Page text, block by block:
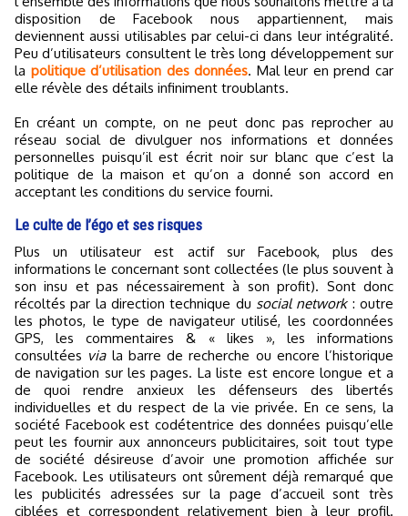
disposition de Facebook nous appartiennent, mais
deviennent aussi utilisables par celui-ci dans leur intégralité.
Peu d’utilisateurs consultent le très long développement sur
la politique d’utilisation des données. Mal leur en prend car
elle révèle des détails infiniment troublants.
En créant un compte, on ne peut donc pas reprocher au
réseau social de divulguer nos informations et données
personnelles puisqu’il est écrit noir sur blanc que c’est la
politique de la maison et qu’on a donné son accord en
acceptant les conditions du service fourni.
Le culte de l’égo et ses risques
Plus un utilisateur est actif sur Facebook, plus des
informations le concernant sont collectées (le plus souvent à
son insu et pas nécessairement à son profit). Sont donc
récoltés par la direction technique du social network: outre
les photos, le type de navigateur utilisé, les coordonnées
GPS, les commentaires & « likes », les informations
consultées viala barre de recherche ou encore l’historique
de navigation sur les pages. La liste est encore longue et a
de quoi rendre anxieux les défenseurs des libertés
individuelles et du respect de la vie privée. En ce sens, la
société Facebook est codétentrice des données puisqu’elle
peut les fournir aux annonceurs publicitaires, soit tout type
de société désireuse d’avoir une promotion affichée sur
Facebook. Les utilisateurs ont sûrement déjà remarqué que
les publicités adressées sur la page d’accueil sont très
ciblées et correspondent relativement bien à leur profil.